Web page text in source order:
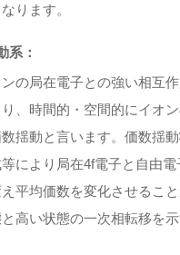
ります。
系：
の局在電子との強い相互
、時間的・空間的にイオ
揺動と言います。価数揺
により局在4f電子と自由電
平均価数を変化させること
高い状態の一次相転移を